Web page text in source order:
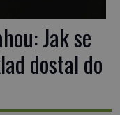
Jak se
dostal do